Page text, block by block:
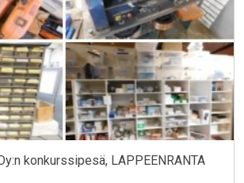
konkurssipesä, LAPPEENRANTA